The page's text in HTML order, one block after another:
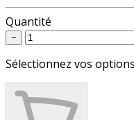
Quantité
−
Sélectionnez vos